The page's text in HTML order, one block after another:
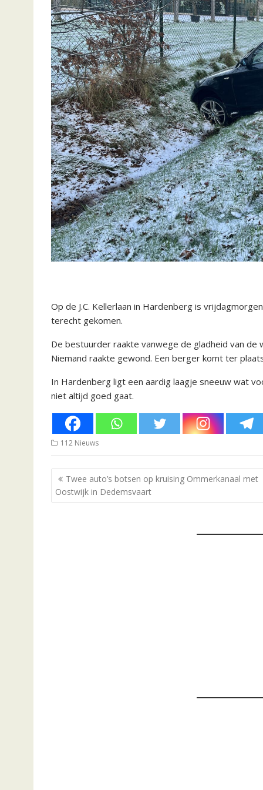
Op de J.C. Kellerlaan in Hardenberg is
terecht gekomen.
De bestuurder raakte vanwege de gladheid van
Niemand raakte gewond. Een berger komt ter
In Hardenberg ligt een aardig laagje sneeuw wat
niet altijd goed gaat.
112 Nieuws
Bericht
navigatie
Twee auto’s botsen op kruising Ommerkanaal met
Oostwijk in Dedemsvaart